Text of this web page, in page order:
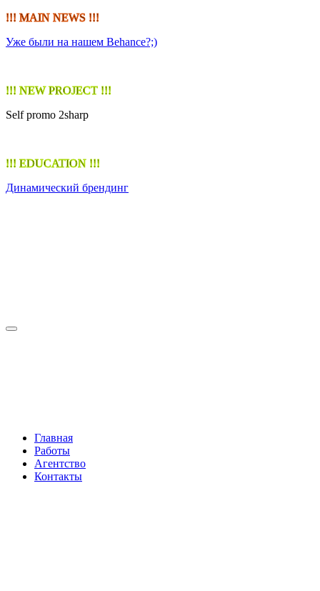
!!! MAIN NEWS !!!
Уже были на нашем Behance?;)
!!! NEW PROJECT !!!
Self promo 2sharp
!!! EDUCATION !!!
Динамический брендинг
Главная
Работы
Агентство
Контакты